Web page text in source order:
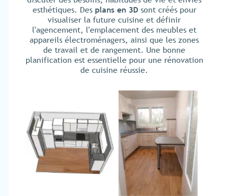
esthétiques. Des plans en 3Dsont créés pour
visualiser la future cuisine et définir
l'agencement, l'emplacement des meubles et
appareils électroménagers, ainsi que les zones
de travail et de rangement. Une bonne
planification est essentielle pour une rénovation
de cuisine réussie.